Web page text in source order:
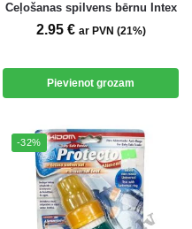
Ceļošanas spilvens bērnu Intex
2.95 € ar PVN (21%)
Pievienot grozam
-32%